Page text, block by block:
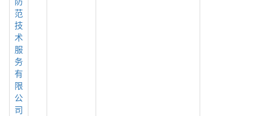
范
技
术
服
务
有
限
公
司